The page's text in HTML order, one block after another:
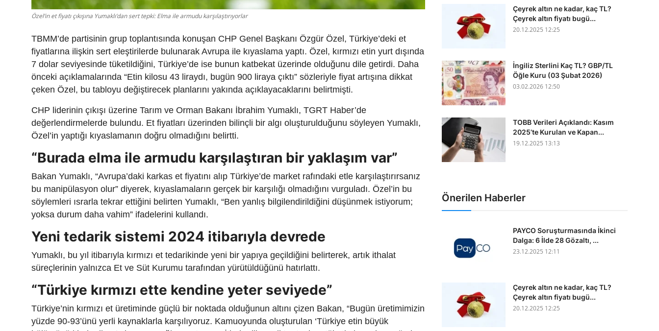
Özel’in et fiyatı çıkışına Yumaklı’dan sert tepki: Elma ile armudu karşılaştırıyorlar
TBMM’de partisinin grup toplantısında konuşan CHP Genel Başkanı Özgür Özel, Türkiye’deki et
fiyatlarına ilişkin sert eleştirilerde bulunarak Avrupa ile kıyaslama yaptı. Özel, kırmızı etin yurt dışında
7 dolar seviyesinde tüketildiğini, Türkiye’de ise bunun katbekat üzerinde olduğunu dile getirdi. Daha
önceki açıklamalarında “Etin kilosu 43 liraydı, bugün 900 liraya çıktı” sözleriyle fiyat artışına dikkat
çeken Özel, bu tabloyu değiştirecek planlarını yakında açıklayacaklarını belirtmişti.
CHP liderinin çıkışı üzerine Tarım ve Orman Bakanı İbrahim Yumaklı, TGRT Haber’de
değerlendirmelerde bulundu. Et fiyatları üzerinden bilinçli bir algı oluşturulduğunu söyleyen Yumaklı,
Özel’in yaptığı kıyaslamanın doğru olmadığını belirtti.
“Burada elma ile armudu karşılaştıran bir yaklaşım var”
Bakan Yumaklı, “Avrupa’daki karkas et fiyatını alıp Türkiye’de market rafındaki etle karşılaştırırsanız
bu manipülasyon olur” diyerek, kıyaslamaların gerçek bir karşılığı olmadığını vurguladı. Özel’in bu
söylemleri ısrarla tekrar ettiğini belirten Yumaklı, “Ben yanlış bilgilendirildiğini düşünmek istiyorum;
yoksa durum daha vahim” ifadelerini kullandı.
Yeni tedarik sistemi 2024 itibarıyla devrede
Yumaklı, bu yıl itibarıyla kırmızı et tedarikinde yeni bir yapıya geçildiğini belirterek, artık ithalat
süreçlerinin yalnızca Et ve Süt Kurumu tarafından yürütüldüğünü hatırlattı.
“Türkiye kırmızı ette kendine yeter seviyede”
Türkiye’nin kırmızı et üretiminde güçlü bir noktada olduğunun altını çizen Bakan, “Bugün üretimimizin
yüzde 90-93’ünü yerli kaynaklarla karşılıyoruz. Kamuoyunda oluşturulan ‘Türkiye etin büyük
Çeyrek altın ne kadar, kaç TL?
Çeyrek altın fiyatı bugü...
20.12.2025 12:25
İngiliz Sterlini Kaç TL? GBP/TL
Öğle Kuru (03 Şubat 2026)
03.02.2026 12:50
TOBB Verileri Açıklandı: Kasım
2025’te Kurulan ve Kapan...
19.12.2025 13:13
Önerilen Haberler
PAYCO Soruşturmasında İkinci
Dalga: 6 İlde 28 Gözaltı, ...
23.12.2025 12:11
Çeyrek altın ne kadar, kaç TL?
Çeyrek altın fiyatı bugü...
20.12.2025 12:25